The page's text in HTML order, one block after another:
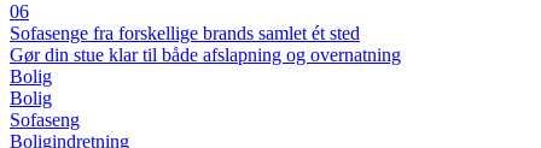
06
Sofasenge fra forskellige brands samlet ét sted
Gør din stue klar til både afslapning og overnatning
Bolig
Bolig
Sofaseng
Boligindretning